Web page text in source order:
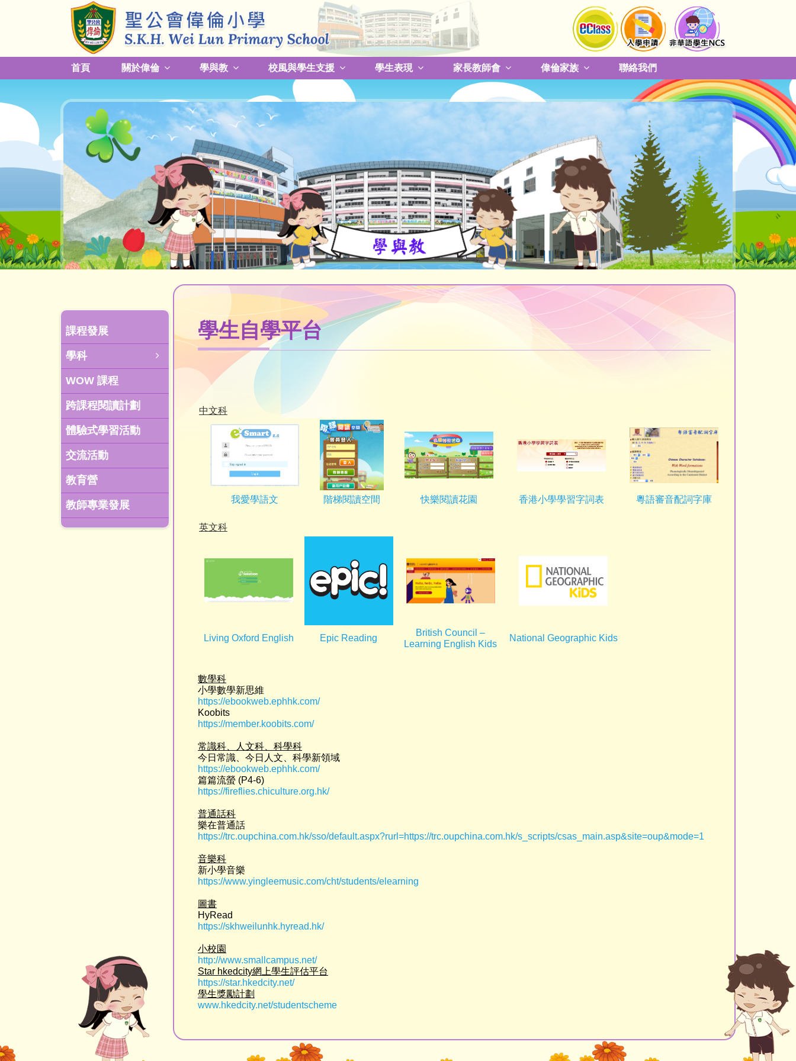
首頁 關於偉倫 學與教 校風與學生支援 學生表現 家長教師會 偉倫家族 聯絡我們
課程發展
學科
WOW 課程
跨課程閱讀計劃
體驗式學習活動
交流活動
教育營
教師專業發展
學生自學平台
中文科
我愛學語文 階梯閱讀空間 快樂閱讀花園 香港小學學習字詞表 粵語審音配詞字庫
英文科
Living Oxford English Epic Reading
British Council –
Learning English Kids
National Geographic Kids
數學科
小學數學新思維
https://ebookweb.ephhk.com/
Koobits
https://member.koobits.com/
常識科、人文科、科學科
今日常識、今日人文、科學新領域
https://ebookweb.ephhk.com/
篇篇流螢 (P4-6)
https://fireflies.chiculture.org.hk/
普通話科
樂在普通話
https://trc.oupchina.com.hk/sso/default.aspx?rurl=https://trc.oupchina.com.hk/s_scripts/csas_main.asp&site=oup&mode=1
音樂科
新小學音樂
https://www.yingleemusic.com/cht/students/elearning
圖書
HyRead
https://skhweilunhk.hyread.hk/
小校園
http://www.smallcampus.net/
Star hkedcity網上學生評估平台
https://star.hkedcity.net/
學生獎勵計劃
www.hkedcity.net/studentscheme